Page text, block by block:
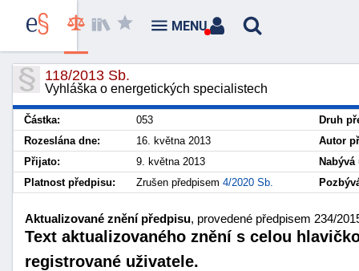
118/2013 Sb.
Vyhláška o energetických specialistech
Částka: 053
Druh
Rozeslána dne:
16. května 2013
Autor
Přijato:
9. května 2013
Platnost předpisu:
Zrušen předpisem 4/2020 Sb.
Aktualizované znění předpisu, provedené předpisem 234/
Text aktualizovaného znění s celou
registrované uživatele.
MENU